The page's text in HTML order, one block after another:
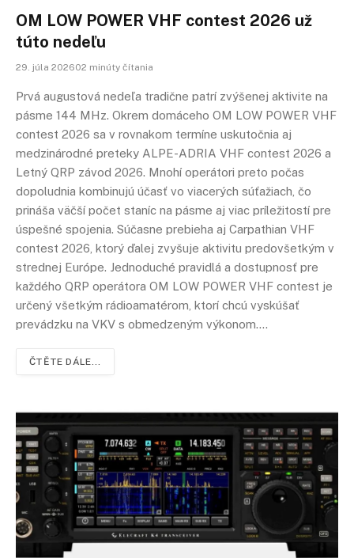
OM LOW POWER VHF contest 2026 už
túto nedeľu
29. júla 202602 minúty čítania
Prvá augustová nedeľa tradične patrí zvýšenej aktivite na
pásme 144 MHz. Okrem domáceho OM LOW POWER VHF
contest 2026 sa v rovnakom termíne uskutočnia aj
medzinárodné preteky ALPE-ADRIA VHF contest 2026 a
Letný QRP závod 2026. Mnohí operátori preto počas
dopoludnia kombinujú účasť vo viacerých súťažiach, čo
prináša väčší počet staníc na pásme aj viac príležitostí pre
úspešné spojenia. Súčasne prebieha aj Carpathian VHF
contest 2026, ktorý ďalej zvyšuje aktivitu predovšetkým v
strednej Európe. Jednoduché pravidlá a dostupnosť pre
každého QRP operátora OM LOW POWER VHF contest je
určený všetkým rádioamatérom, ktorí chcú vyskúšať
prevádzku na VKV s obmedzeným výkonom.…
ČTĚTE DÁLE...